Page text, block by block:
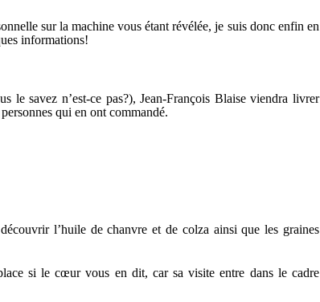
sur la machine vous étant révélée, je suis donc enfin en
informations!
le savez n’est-ce pas?), Jean-François Blaise viendra livrer
qui en ont commandé.
l’huile de chanvre et de colza ainsi que les graines
si le cœur vous en dit, car sa visite entre dans le cadre